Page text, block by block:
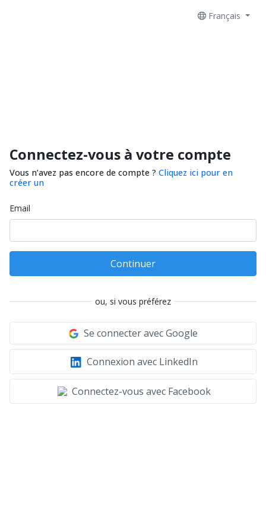
Français
Connectez-vous à votre compte
Vous n’avez pas encore de compte ? Cliquez ici pour en
créer un
Email
Continuer
ou, si vous préférez
Se connecter avec Google
Connexion avec LinkedIn
Connectez-vous avec Facebook